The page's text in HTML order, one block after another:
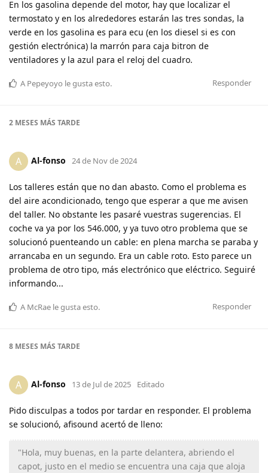
En los gasolina depende del motor, hay que localizar el
termostato y en los alrededores estarán las tres sondas, la
verde en los gasolina es para ecu (en los diesel si es con
gestión electrónica) la marrón para caja bitron de
ventiladores y la azul para el reloj del cuadro.
Responder
A Pepeyoyo le gusta esto.
2 MESES MÁS TARDE
A Al-fonso 24 de Nov de 2024
Los talleres están que no dan abasto. Como el problema es
del aire acondicionado, tengo que esperar a que me avisen
del taller. No obstante les pasaré vuestras sugerencias. El
coche va ya por los 546.000, y ya tuvo otro problema que se
solucionó puenteando un cable: en plena marcha se paraba y
arrancaba en un segundo. Era un cable roto. Esto parece un
problema de otro tipo, más electrónico que eléctrico. Seguiré
informando...
Responder
A McRae le gusta esto.
8 MESES MÁS TARDE
A Al-fonso 13 de Jul de 2025 Editado
Pido disculpas a todos por tardar en responder. El problema
se solucionó, afisound acertó de lleno:
"Hola, muy buenas, en la parte delantera, abriendo el
capot, justo en el medio se encuentra una caja que aloja